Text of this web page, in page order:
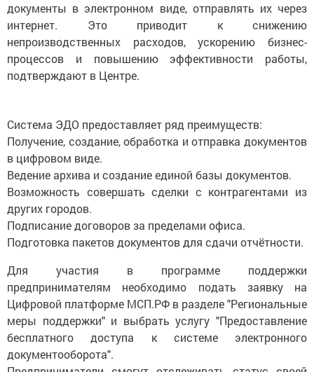
документы в электронном виде, отправлять их через
интернет. Это приводит к снижению
непроизводственных расходов, ускорению бизнес-
процессов и повышению эффективности работы,
подтверждают в Центре.
Система ЭДО предоставляет ряд преимуществ:
Получение, создание, обработка и отправка документов
в цифровом виде.
Ведение архива и создание единой базы документов.
Возможность совершать сделки с контрагентами из
других городов.
Подписание договоров за пределами офиса.
Подготовка пакетов документов для сдачи отчётности.
Для участия в программе поддержки
предпринимателям необходимо подать заявку на
Цифровой платформе МСП.РФ в разделе "Региональные
меры поддержки" и выбрать услугу "Предоставление
бесплатного доступа к системе электронного
документооборота".